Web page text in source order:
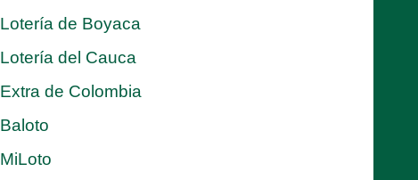
Lotería de Boyaca
Lotería del Cauca
Extra de Colombia
Baloto
MiLoto